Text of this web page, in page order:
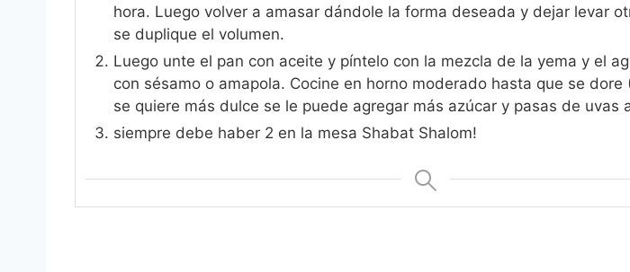
hora. Luego volver a amasar dándole la forma deseada y dejar levar
se duplique el volumen.
Luego unte el pan con aceite y píntelo con la mezcla de la yema y el
con sésamo o amapola. Cocine en horno moderado hasta que se dore
se quiere más dulce se le puede agregar más azúcar y pasas de uvas
siempre debe haber 2 en la mesa Shabat Shalom!